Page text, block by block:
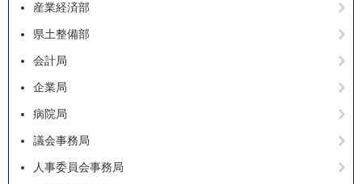
産業経済部
県土整備部
会計局
企業局
病院局
議会事務局
人事委員会事務局